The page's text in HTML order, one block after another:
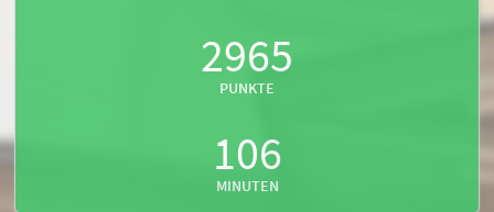
2965
PUNKTE
106
MINUTEN